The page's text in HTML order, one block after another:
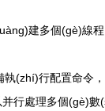
建多個(gè)線
(zhí)行配置命令
行處理多個(gè)